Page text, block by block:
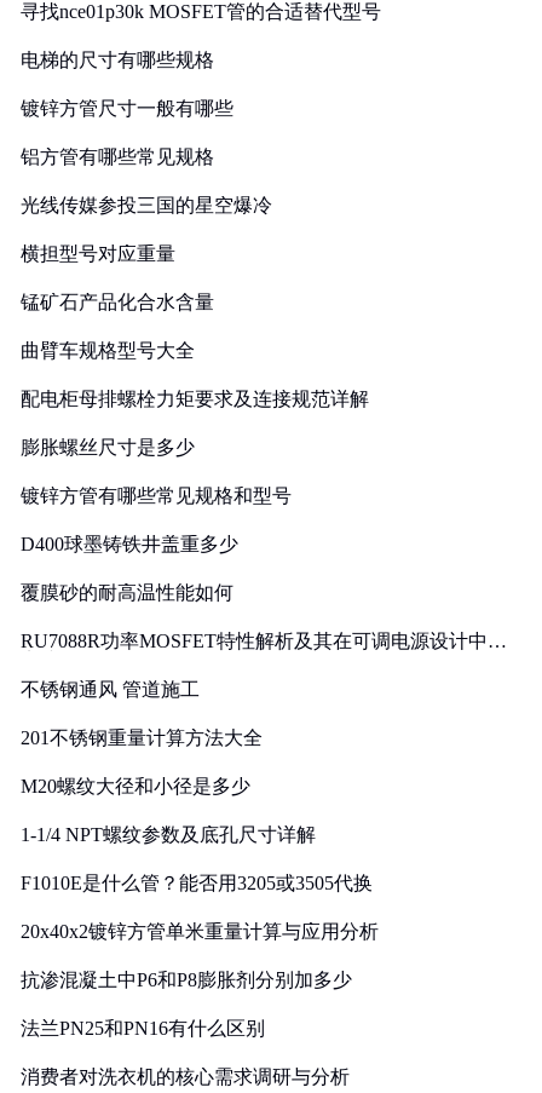
寻找nce01p30k MOSFET管的合适替代型号
电梯的尺寸有哪些规格
镀锌方管尺寸一般有哪些
铝方管有哪些常见规格
光线传媒参投三国的星空爆冷
横担型号对应重量
锰矿石产品化合水含量
曲臂车规格型号大全
配电柜母排螺栓力矩要求及连接规范详解
膨胀螺丝尺寸是多少
镀锌方管有哪些常见规格和型号
D400球墨铸铁井盖重多少
覆膜砂的耐高温性能如何
RU7088R功率MOSFET特性解析及其在可调电源设计中的
不锈钢通风 管道施工
201不锈钢重量计算方法大全
M20螺纹大径和小径是多少
1-1/4 NPT螺纹参数及底孔尺寸详解
F1010E是什么管？能否用3205或3505代换
20x40x2镀锌方管单米重量计算与应用分析
抗渗混凝土中P6和P8膨胀剂分别加多少
法兰PN25和PN16有什么区别
消费者对洗衣机的核心需求调研与分析